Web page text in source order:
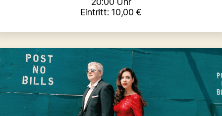
Eintritt: 10,00 €